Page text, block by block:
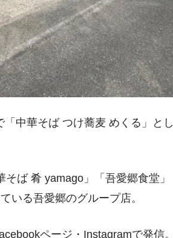
中華そば つけ蕎麦 めくる」とし
ば 肴 yamago」「吾愛郷食堂」
いる吾愛郷のグループ店。
ページ・Instagramで発信。